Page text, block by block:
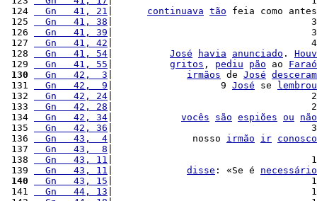
124
  Gn   41, 21
continuava tão feia como
125
  Gn   41, 38
|
126
  Gn   41, 39
|
127
  Gn   41, 42
|
128
  Gn   41, 54
José havia anunciado .
129
  Gn   41, 55
gritos , pediu pão ao Faraó
130
  Gn   42,  3
irmãos de José desceram
131
  Gn   42,  9
|                   9 José se
lembrou
132
  Gn   42, 24
|
133
  Gn   42, 28
|
134
  Gn   42, 34
vocês são espiões ou
não
135
  Gn   42, 36
|
136
  Gn   43,  4
|              nosso irmão ir conosco
137
  Gn   43,  8
138
  Gn   43, 11
|
139
  Gn   43, 11
disse : «Se é necessário
140
  Gn   43, 15
|
141
  Gn   44, 13
|